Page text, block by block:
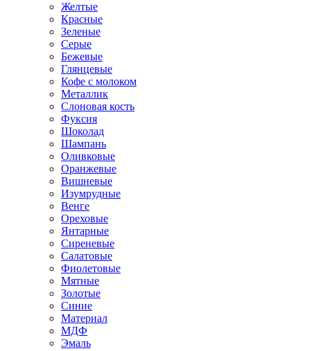
Желтые
Красные
Зеленые
Серые
Бежевые
Глянцевые
Кофе с молоком
Металлик
Слоновая кость
Фуксия
Шоколад
Шампань
Оливковые
Оранжевые
Вишневые
Изумрудные
Венге
Ореховые
Янтарные
Сиреневые
Салатовые
Фиолетовые
Мятные
Золотые
Синие
Материал
МДФ
Эмаль